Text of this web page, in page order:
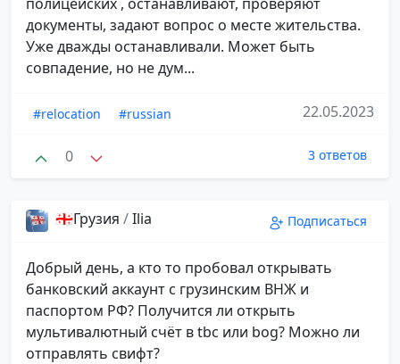
документы, задают вопрос о месте жительства.
Уже дважды останавливали. Может быть
совпадение, но не дум...
#relocation #russian 22.05.2023
0 3 ответов
🇬🇪Грузия /Ilia Подписаться
Добрый день, а кто то пробовал открывать
банковский аккаунт с грузинским ВНЖ и
паспортом РФ? Получится ли открыть
мультивалютный счёт в tbc или bog? Можно ли
отправлять свифт?